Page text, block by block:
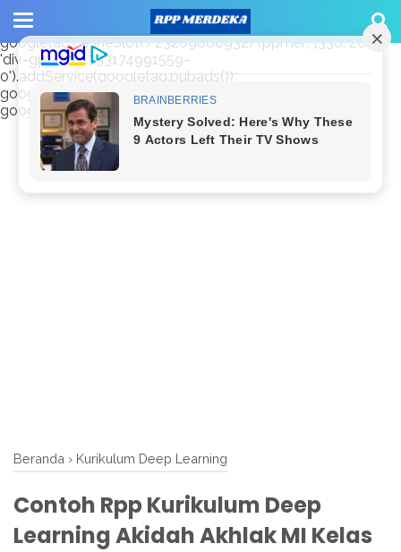
window.googletag = window.googletag || {cmd: []};
googletag.cmd.push(function() {
googletag.defineSlot('/23209888932/rppmer', [336, 280],
'div-gpt-ad-1733174991559-
0').addService(googletag.pubads());
googletag.pubads().enableSingleRequest();
googletag.enableServices(); });
Beranda › Kurikulum Deep Learning
Contoh Rpp Kurikulum Deep
Learning Akidah Akhlak MI Kelas